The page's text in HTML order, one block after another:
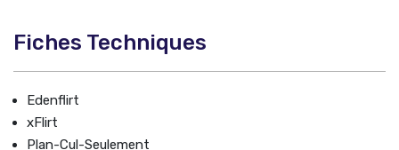
Fiches Techniques
Edenflirt
xFlirt
Plan-Cul-Seulement